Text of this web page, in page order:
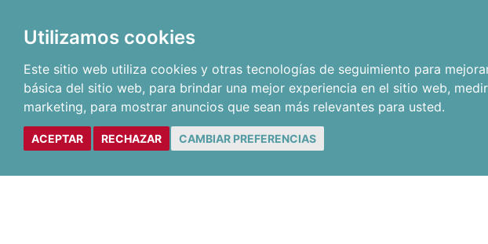
Utilizamos cookies
Este sitio web utiliza cookies y otras tecnologías de seguimiento para
básica del sitio web, para brindar una mejor experiencia en el sitio web,
marketing, para mostrar anuncios que sean más relevantes para usted.
ACEPTAR RECHAZAR CAMBIAR PREFERENCIAS